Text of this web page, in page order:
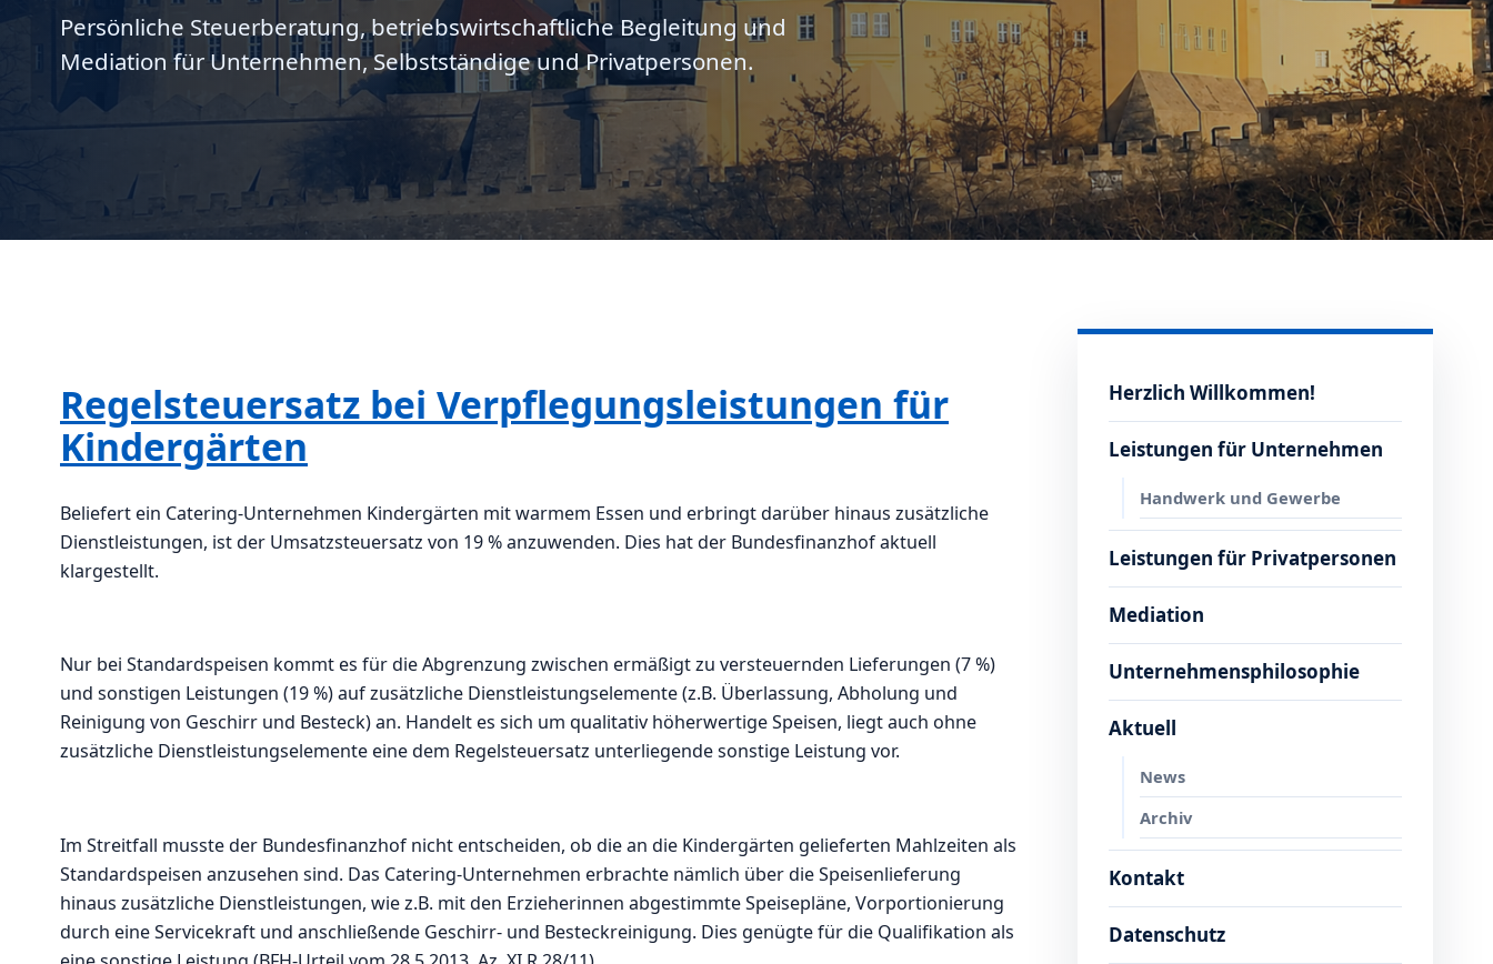
Persönliche Steuerberatung, betriebswirtschaftliche Begleitung und
Mediation für Unternehmen, Selbstständige und Privatpersonen.
Regelsteuersatz bei Verpflegungsleistungen für
Kindergärten
Beliefert ein Catering-Unternehmen Kindergärten mit warmem Essen und erbringt darüber hinaus zusätzliche
Dienstleistungen, ist der Umsatzsteuersatz von 19 % anzuwenden. Dies hat der Bundesfinanzhof aktuell
klargestellt.
Nur bei Standardspeisen kommt es für die Abgrenzung zwischen ermäßigt zu versteuernden Lieferungen (7 %)
und sonstigen Leistungen (19 %) auf zusätzliche Dienstleistungselemente (z.B. Überlassung, Abholung und
Reinigung von Geschirr und Besteck) an. Handelt es sich um qualitativ höherwertige Speisen, liegt auch ohne
zusätzliche Dienstleistungselemente eine dem Regelsteuersatz unterliegende sonstige Leistung vor.
Im Streitfall musste der Bundesfinanzhof nicht entscheiden, ob die an die Kindergärten gelieferten Mahlzeiten als
Standardspeisen anzusehen sind. Das Catering-Unternehmen erbrachte nämlich über die Speisenlieferung
hinaus zusätzliche Dienstleistungen, wie z.B. mit den Erzieherinnen abgestimmte Speisepläne, Vorportionierung
durch eine Servicekraft und anschließende Geschirr- und Besteckreinigung. Dies genügte für die Qualifikation als
Herzlich Willkommen!
Leistungen für Unternehmen
Handwerk und Gewerbe
Leistungen für Privatpersonen
Mediation
Unternehmensphilosophie
Aktuell
News
Archiv
Kontakt
Datenschutz